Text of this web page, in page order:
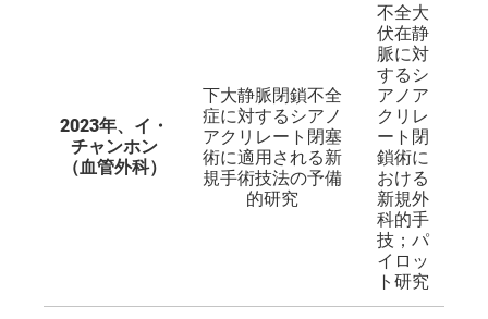
2023年、イ・
チャンホン
（血管外科）
下大静脈閉鎖不全
症に対するシアノ
アクリレート閉塞
術に適用される新
規手術技法の予備
的研究
不全大
伏在静
脈に対
するシ
アノア
クリレ
ート閉
鎖術に
おける
新規外
科的手
技；パ
イロッ
ト研究